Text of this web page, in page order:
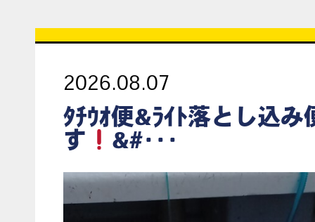
2026.08.07
ﾀﾁｳｵ便&ﾗｲﾄ落とし込み
す
&#･･･